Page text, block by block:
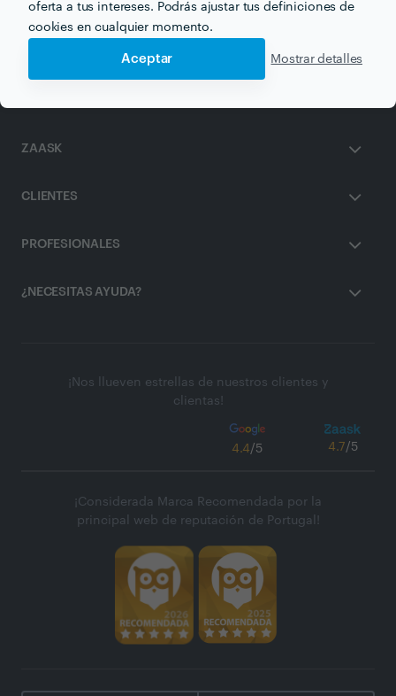
oferta a tus intereses. Podrás ajustar tus definiciones de
cookies en cualquier momento.
Aceptar Mostrar detalles
Terapia de Parejas en zaragoza
ZAASK
CLIENTES
PROFESIONALES
¿NECESITAS AYUDA?
¡Nos llueven estrellas de nuestros clientes y
clientas!
4.4/5 4.7/5
¡Considerada Marca Recomendada por la
principal web de reputación de Portugal!